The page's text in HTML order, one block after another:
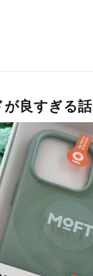
良すぎる話